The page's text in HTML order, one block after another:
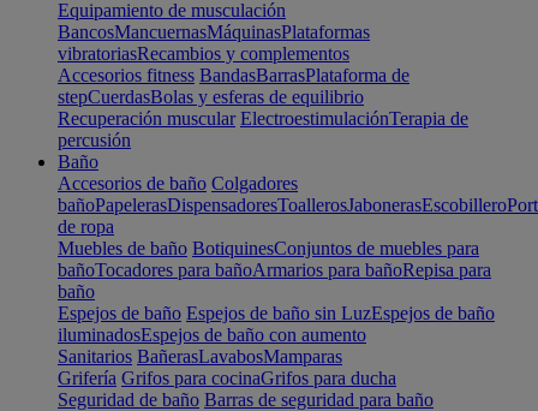
Equipamiento de musculación
BancosMancuernasMáquinasPlataformas
vibratoriasRecambios y complementos
Accesorios fitness BandasBarrasPlataforma de
stepCuerdasBolas y esferas de equilibrio
Recuperación muscular ElectroestimulaciónTerapia de
percusión
Baño
Accesorios de baño Colgadores
bañoPapelerasDispensadoresToallerosJabonerasEscobillero
de ropa
Muebles de baño BotiquinesConjuntos de muebles para
bañoTocadores para bañoArmarios para bañoRepisa para
baño
Espejos de baño Espejos de baño sin LuzEspejos de baño
iluminadosEspejos de baño con aumento
Sanitarios BañerasLavabosMamparas
Grifería Grifos para cocinaGrifos para ducha
Seguridad de baño Barras de seguridad para baño